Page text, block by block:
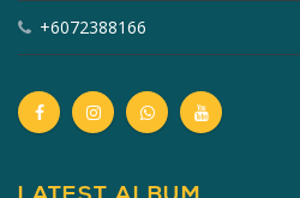
+6072388166